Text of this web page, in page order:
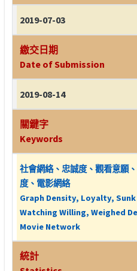
2019-07-03
繳交日期
Date of Submission
2019-08-14
關鍵字
Keywords
社會網絡、忠誠度、觀看意願
度、電影網絡
Graph Density, Loyalty,
Watching Willing, Weighed
Movie Network
統計